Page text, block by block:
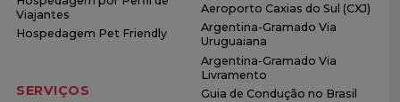
Viajantes
Hospedagem Pet Friendly
SERVIÇOS
Aeroporto Caxias do Sul (CXJ)
Argentina-Gramado Via
Uruguaiana
Argentina-Gramado Via
Livramento
Guia de Condução no Brasil